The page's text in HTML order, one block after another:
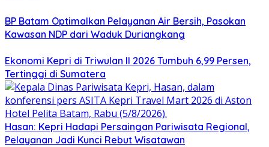
BP Batam Optimalkan Pelayanan Air Bersih, Pasokan
Kawasan NDP dari Waduk Duriangkang
Ekonomi Kepri di Triwulan II 2026 Tumbuh 6,99 Persen,
Tertinggi di Sumatera
Hasan: Kepri Hadapi Persaingan Pariwisata Regional,
Pelayanan Jadi Kunci Rebut Wisatawan